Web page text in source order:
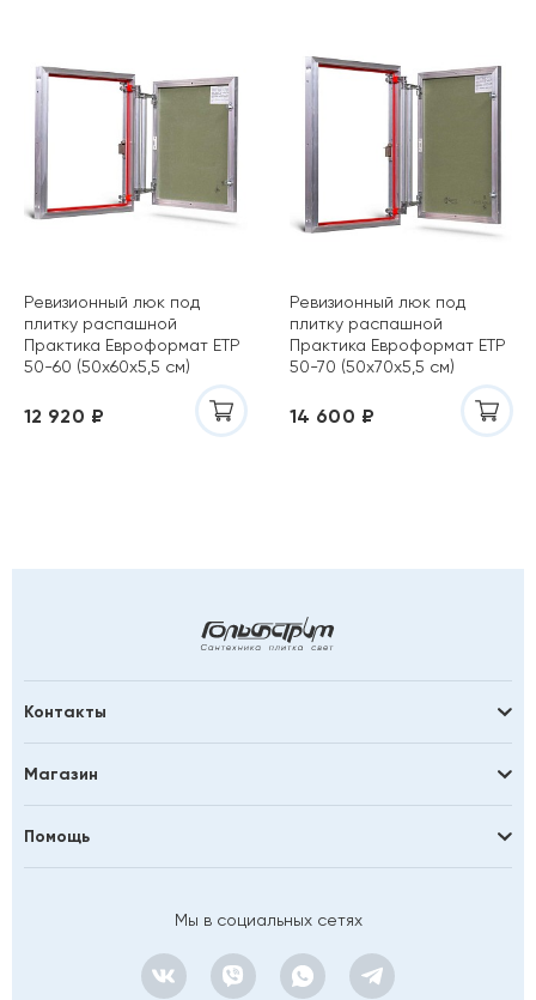
Ревизионный люк под
плитку распашной
Практика Евроформат ЕТР
50-60 (50х60х5,5 см)
12 920 ₽
Ревизионный люк под
плитку распашной
Практика Евроформат ЕТР
50-70 (50х70х5,5 см)
14 600 ₽
Контакты
Магазин
Помощь
Мы в социальных сетях